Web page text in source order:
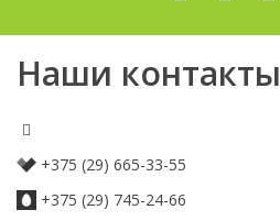
Наши контакты
+375 (29) 665-33-55
+375 (29) 745-24-66